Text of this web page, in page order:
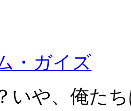
・ガイズ
いや、俺た